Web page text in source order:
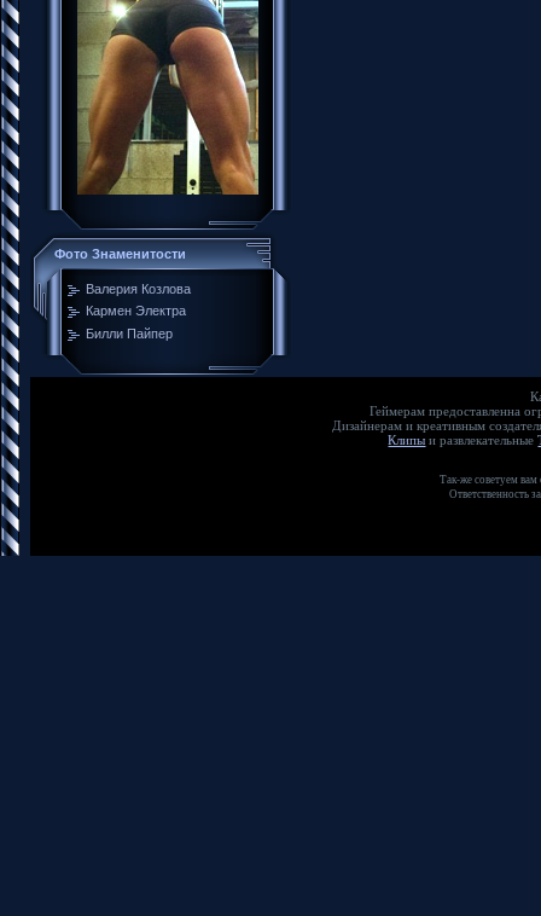
Фото Знаменитости
Валерия Козлова
Кармен Электра
Билли Пайпер
Геймерам предоставленна
Дизайнерам и креативным
Клипы и развлекательные
Так-же советуем
Ответственность